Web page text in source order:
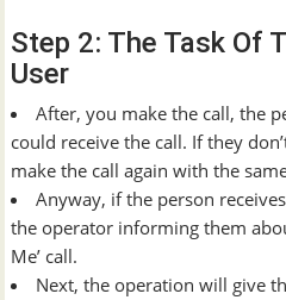
Step 2: The Task Of
User
After, you make the call, the
could receive the call. If they
make the call again with the
Anyway, if the person
the operator informing them
Me’ call.
Next, the operation will give